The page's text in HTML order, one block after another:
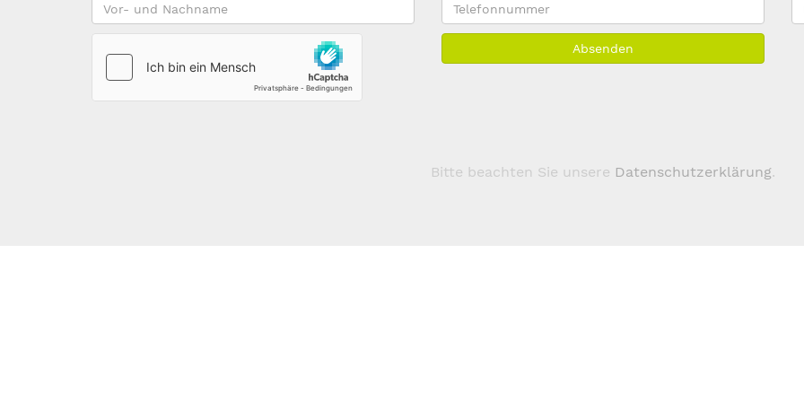
Vor-
und
Nachname
Telefonnummer
Absenden
Bitte beachten Sie unsere Datenschutzerklärung.